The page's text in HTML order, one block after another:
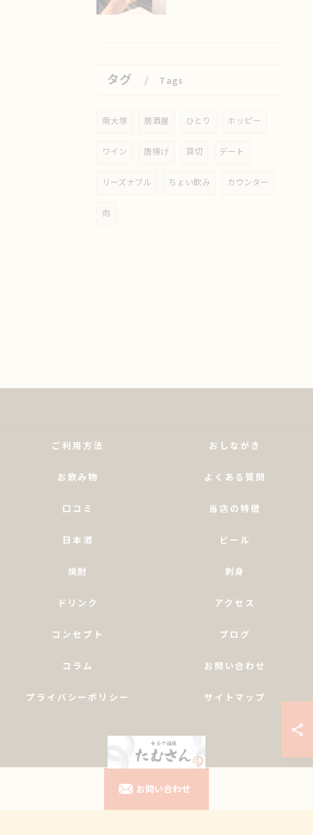
タグ Tags
南大塚 居酒屋 ひとり ホッピー
ワイン 唐揚げ 貸切 デート
リーズナブル ちょい飲み カウンター
肉
お問い合わせ
ご利用方法 おしながき
お飲み物 よくある質問
口コミ 当店の特徴
日本酒 ビール
焼酎 刺身
ドリンク アクセス
コンセプト ブログ
コラム お問い合わせ
プライバシーポリシー サイトマップ
© 2026 東京都南大塚の居酒屋ならセルフ酒場たむさん ALL RIGHTS RESERVED.